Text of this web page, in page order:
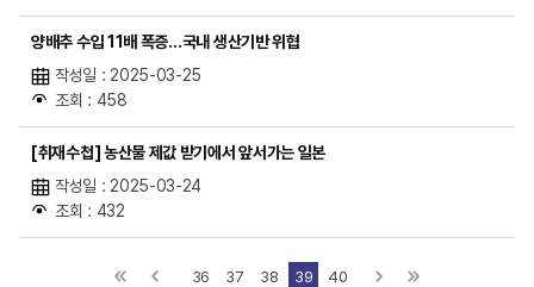
양배추 수입 11배 폭증…국내 생산기반 위협
작성일 : 2025-03-25
조회 : 458
[취재수첩] 농산물 제값 받기에서 앞서가는 일본
작성일 : 2025-03-24
조회 : 432
36 37 38 39 40